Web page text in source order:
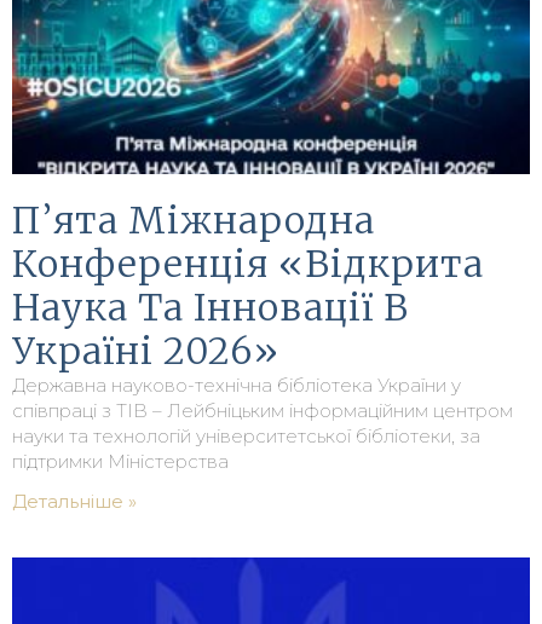
П’ята Міжнародна
Конференція «Відкрита
Наука Та Інновації В
Україні 2026»
Державна науково-технічна бібліотека України у
співпраці з TIB – Лейбніцьким інформаційним центром
науки та технологій університетської бібліотеки, за
підтримки Міністерства
Детальніше »